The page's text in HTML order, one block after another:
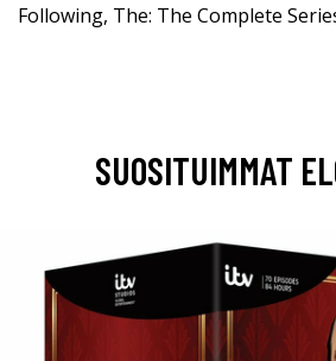
Following, The: The Complete
SUOSITUIMMAT